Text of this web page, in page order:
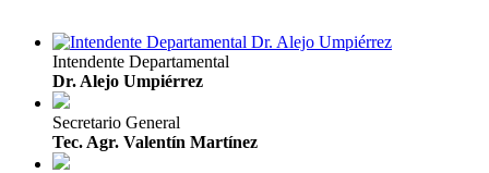
Intendente Departamental
Dr. Alejo Umpiérrez
Secretario General
Tec. Agr. Valentín Martínez